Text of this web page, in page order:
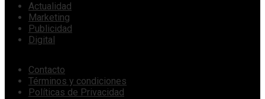
Actualidad
Marketing
Publicidad
Digital
Contacto
Términos y condiciones
Políticas de Privacidad